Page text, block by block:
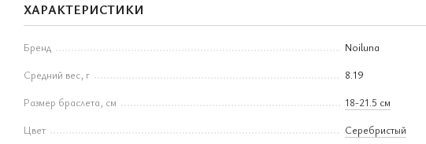
ХАРАКТЕРИСТИКИ
Бренд
Noiluna
Средний вес, г
8.19
Размер браслета, см
18-21.5 см
Цвет
Серебристый